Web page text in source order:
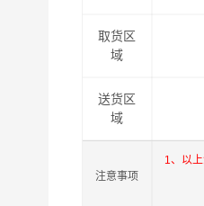
取货区
域
送货区
域
注意事项
1、以